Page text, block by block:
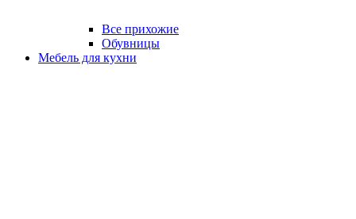
Все прихожие
Обувницы
Мебель для кухни